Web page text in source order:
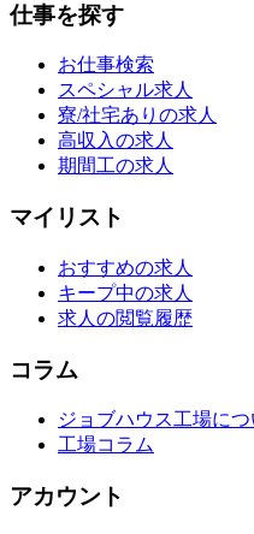
仕事を探す
お仕事検索
スペシャル求人
寮/社宅ありの求人
高収入の求人
期間工の求人
マイリスト
おすすめの求人
キープ中の求人
求人の閲覧履歴
コラム
ジョブハウス工場につ
工場コラム
アカウント